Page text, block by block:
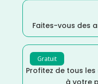
Faites-vous des
Gratuit
Profitez de tous